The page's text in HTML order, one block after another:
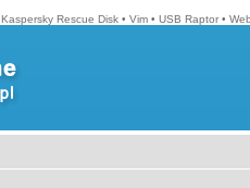
Kaspersky Rescue Disk • Vim • USB Raptor •